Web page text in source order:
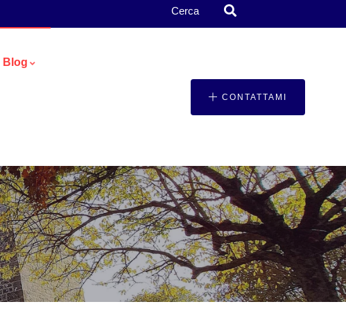
Cerca
Blog
CONTATTAMI